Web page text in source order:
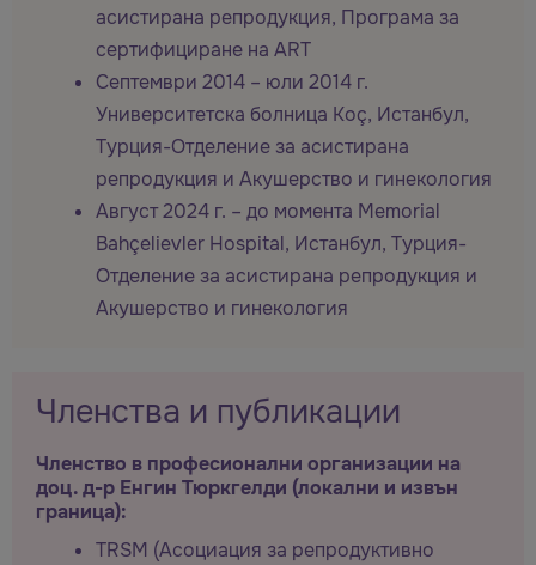
асистирана репродукция, Програма за
сертифициране на ART
Септември 2014 – юли 2014 г.
Университетска болница Koç, Истанбул,
Турция-Отделение за асистирана
репродукция и Акушерство и гинекология
Август 2024 г. – до момента Memorial
Bahçelievler Hospital, Истанбул, Турция-
Отделение за асистирана репродукция и
Акушерство и гинекология
Членства и публикации
Членство в професионални организации на
доц. д-р Енгин Тюркгелди (локални и извън
граница):
TRSM (Асоциация за репродуктивно